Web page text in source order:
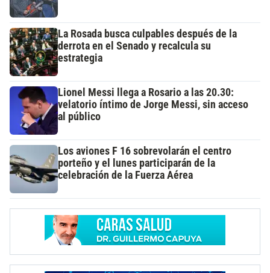
La Rosada busca culpables después de la
derrota en el Senado y recalcula su
estrategia
Lionel Messi llega a Rosario a las 20.30:
velatorio íntimo de Jorge Messi, sin acceso
al público
Los aviones F 16 sobrevolarán el centro
porteño y el lunes participarán de la
celebración de la Fuerza Aérea